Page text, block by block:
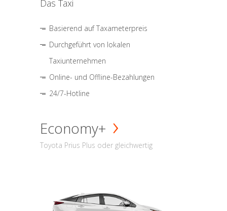
Das Taxi
Basierend auf Taxameterpreis
Durchgeführt von lokalen
Taxiunternehmen
Online- und Offline-Bezahlungen
24/7-Hotline
Economy+
Toyota Prius Plus oder gleichwertig